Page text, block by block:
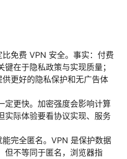
免费 VPN 安全。事实：付费
在于隐私政策与实现质量；
更好的隐私保护和无广告体
定更快。加密强度会影响计算
实际体验要看协议实现、服务
完全匿名。VPN 是保护数据
但不等同于匿名，浏览器指